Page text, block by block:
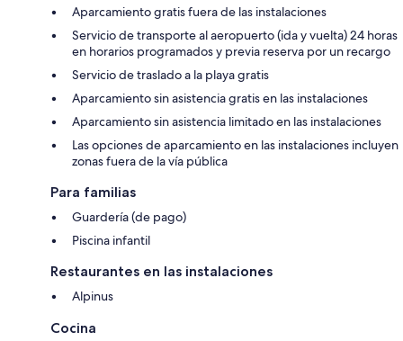
Aparcamiento gratis fuera de las instalaciones
Servicio de transporte al aeropuerto (ida y vuelta) 24 horas
en horarios programados y previa reserva por un recargo
Servicio de traslado a la playa gratis
Aparcamiento sin asistencia gratis en las instalaciones
Aparcamiento sin asistencia limitado en las instalaciones
Las opciones de aparcamiento en las instalaciones incluyen
zonas fuera de la vía pública
Para familias
Guardería (de pago)
Piscina infantil
Restaurantes en las instalaciones
Alpinus
Cocina